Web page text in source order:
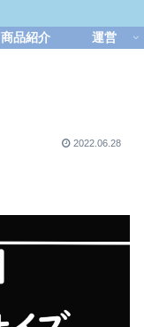
商品紹介 運営
2022.06.28